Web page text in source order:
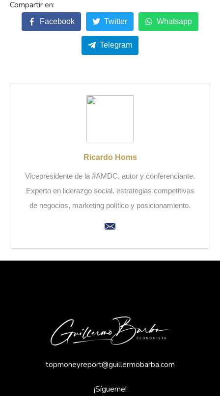
Facebook Twitter Whatsapp
Telegram
Ricardo Homs
Vicepresidente de la #AMDC, autor y conferenciante.
Experto en liderazgo social, estrategias competitivas
de negocios, marketing político y posicionamiento.
topmoneyreport@guillermobarba.com
¡Sígueme!